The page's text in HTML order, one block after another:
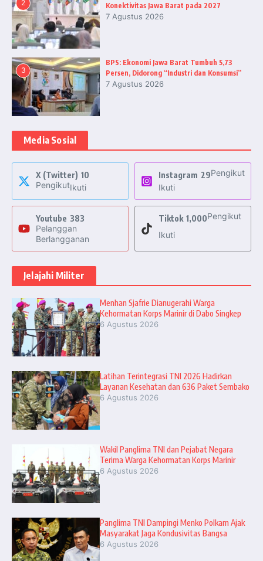
2 Konektivitas Jawa Barat pada 2027
7 Agustus 2026
3
BPS: Ekonomi Jawa Barat Tumbuh 5,73
Persen, Didorong “Industri dan Konsumsi”
7 Agustus 2026
Media Sosial
X (Twitter) 10
PengikutIkuti
Instagram 29Pengikut
Ikuti
Youtube 383
Pelanggan
Berlangganan
Tiktok 1,000Pengikut
Ikuti
Jelajahi Militer
Menhan Sjafrie Dianugerahi Warga
Kehormatan Korps Marinir di Dabo Singkep
6 Agustus 2026
Latihan Terintegrasi TNI 2026 Hadirkan
Layanan Kesehatan dan 636 Paket Sembako
6 Agustus 2026
Wakil Panglima TNI dan Pejabat Negara
Terima Warga Kehormatan Korps Marinir
6 Agustus 2026
Panglima TNI Dampingi Menko Polkam Ajak
Masyarakat Jaga Kondusivitas Bangsa
6 Agustus 2026